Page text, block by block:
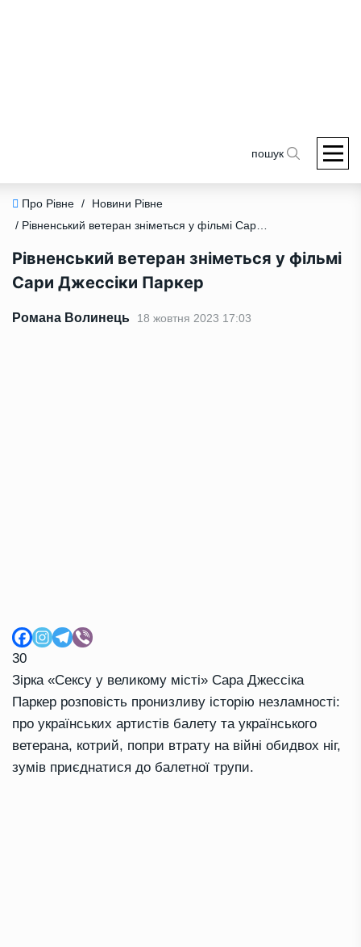
пошук
Про Рівне /
Новини Рівне
/ Рівненський ветеран зніметься у фільмі Сари Джессіки Паркер
Рівненський ветеран зніметься у фільмі
Сари Джессіки Паркер
Романа Волинець 18 жовтня 2023 17:03
30
Зірка «Сексу у великому місті» Сара Джессіка
Паркер розповість пронизливу історію незламності:
про українських артистів балету та українського
ветерана, котрий, попри втрату на війні обидвох ніг,
зумів приєднатися до балетної трупи.